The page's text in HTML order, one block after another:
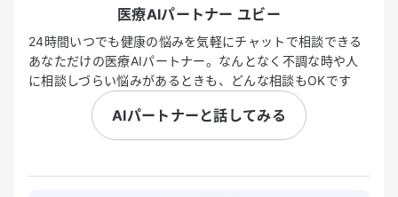
医療AIパートナー ユビー
24時間いつでも健康の悩みを気軽にチャットで相談できる
あなただけの医療AIパートナー。なんとなく不調な時や人
に相談しづらい悩みがあるときも、どんな相談もOKです
AIパートナーと話してみる